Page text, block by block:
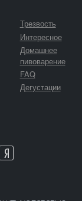
Трезвость
Интересное
Домашнее
пивоварение
FAQ
Дегустации